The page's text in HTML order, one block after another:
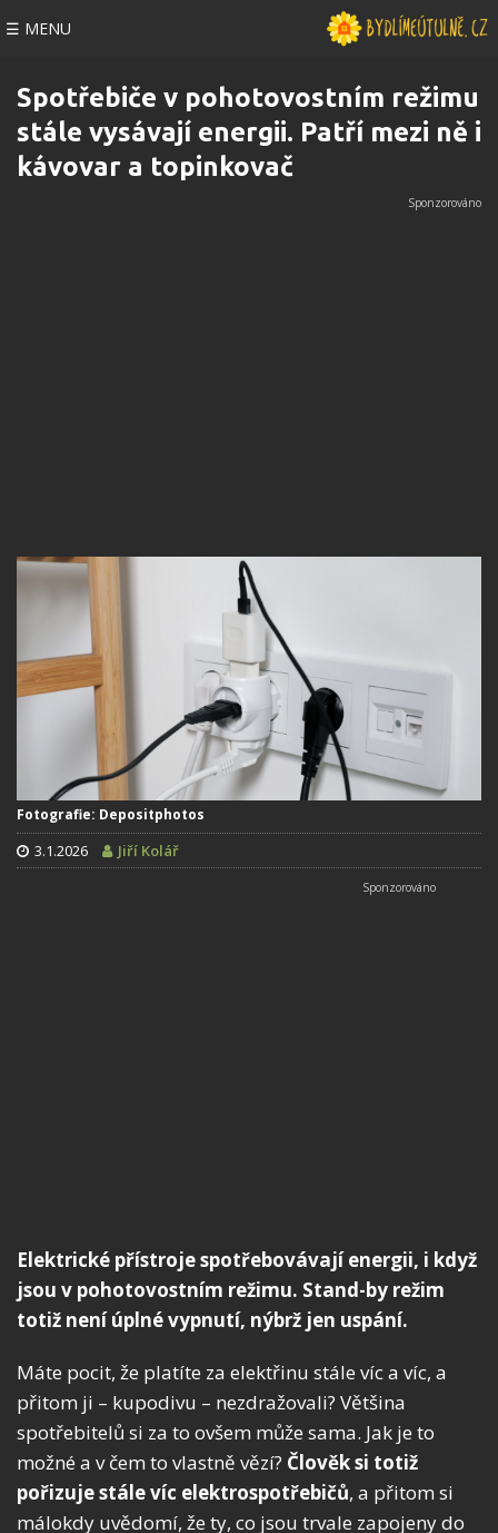
☰ MENU
Spotřebiče v pohotovostním režimu
stále vysávají energii. Patří mezi ně i
kávovar a topinkovač
Fotografie: Depositphotos
3.1.2026 Jiří Kolář
Elektrické přístroje spotřebovávají energii, i když
jsou v pohotovostním režimu. Stand-by režim
totiž není úplné vypnutí, nýbrž jen uspání.
Máte pocit, že platíte za elektřinu stále víc a víc, a
přitom ji – kupodivu – nezdražovali? Většina
spotřebitelů si za to ovšem může sama. Jak je to
možné a v čem to vlastně vězí? Člověk si totiž
pořizuje stále víc elektrospotřebičů, a přitom si
málokdy uvědomí, že ty, co jsou trvale zapojeny do